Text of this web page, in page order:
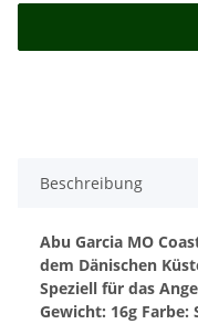
Beschreibung
Abu Garcia MO
dem Dänischen
Speziell für das
Gewicht: 16g Farbe: